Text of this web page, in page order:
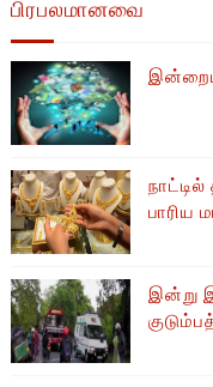
பிரபலமானவை
பாரிய
இன்று